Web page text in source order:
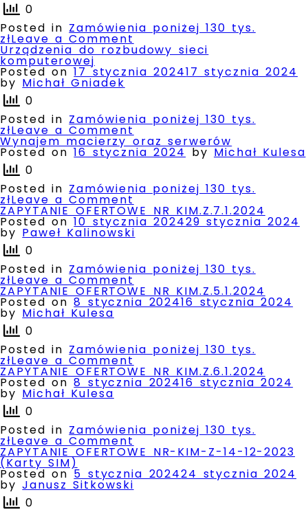
024
dla
1
użytkownika)
0
Posted in Zamówienia poniżej 130 tys.
złLeave a Commenton
Oprogramowanie
Team
Viewer
Corporate
Urządzenia do rozbudowy sieci
komputerowej
Posted on17 stycznia 202417 stycznia 2024
by Michał Gniadek
0
Posted in Zamówienia poniżej 130 tys.
złLeave a Commenton
Urządzenia
do rozbudowy
sieci
Wynajem macierzy oraz serwerów
Posted on16 stycznia 2024 by Michał Kulesa
0
Posted in Zamówienia poniżej 130 tys.
złLeave a Commenton
Wynajem
macierzy
oraz serwerów
ZAPYTANIE OFERTOWE NR KIM.Z.7.1.2024
Posted on10 stycznia 202429 stycznia 2024
by Paweł Kalinowski
0
Posted in Zamówienia poniżej 130 tys.
złLeave a Commenton
ZAPYTANIE
OFERTOWE
NR KIM.Z.7.1.2024
ZAPYTANIE OFERTOWE NR KIM.Z.5.1.2024
Posted on8 stycznia 202416 stycznia 2024
by Michał Kulesa
0
Posted in Zamówienia poniżej 130 tys.
złLeave a Commenton
ZAPYTANIE
OFERTOWE
NR KIM.Z.5.1.2024
ZAPYTANIE OFERTOWE NR KIM.Z.6.1.2024
Posted on8 stycznia 202416 stycznia 2024
by Michał Kulesa
0
Posted in Zamówienia poniżej 130 tys.
złLeave a Commenton
ZAPYTANIE
OFERTOWE
NR KIM.Z.6.1.2024
ZAPYTANIE OFERTOWE NR-KIM-Z-14-12-2023
(Karty SIM)
Posted on5 stycznia 202424 stycznia 2024
byJanusz Sitkowski
0